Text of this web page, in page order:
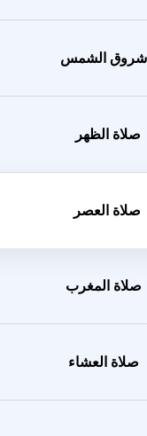
شروق الشمس
صلاة الظهر
صلاة العصر
صلاة المغرب
صلاة العشاء